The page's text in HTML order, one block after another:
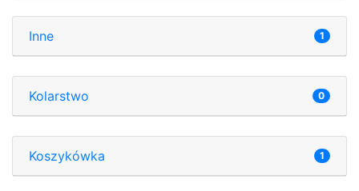
Inne 1
Kolarstwo 0
Koszykówka 1